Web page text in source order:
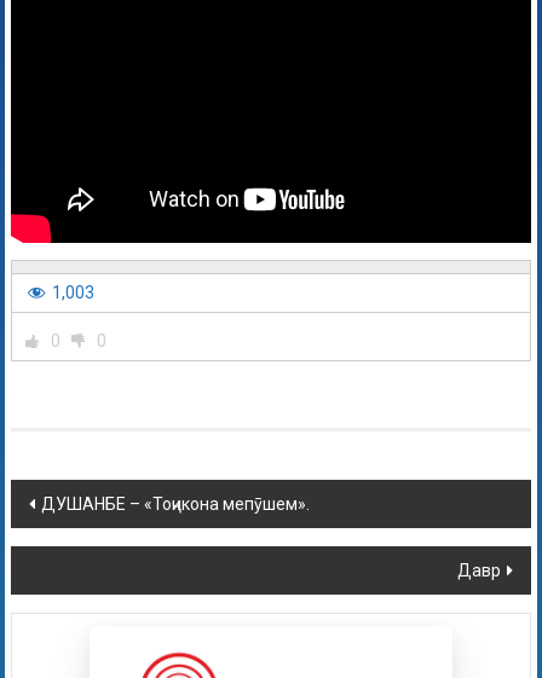
1,003
0 0
ДУШАНБЕ – «Тоҷикона мепӯшем».
Давр